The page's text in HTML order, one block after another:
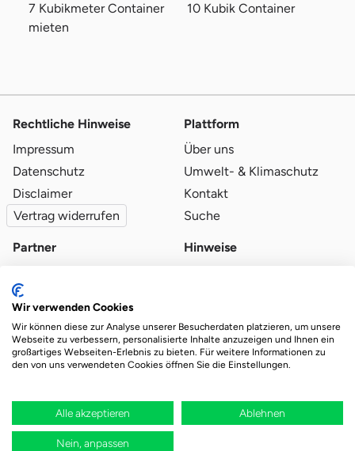
7 Kubikmeter Container
mieten
10 Kubik Container
Rechtliche Hinweise
Impressum
Datenschutz
Disclaimer
Vertrag widerrufen
Plattform
Über uns
Umwelt- & Klimaschutz
Kontakt
Suche
Partner
Qualitätsvoraussetzungen
Partner-Login
Hinweise
Das Ökosystem für beste Ver- und Entsorgung
Durch deine Bestellung wird regional aufgeforstet
Wir verwenden Cookies
Wir können diese zur Analyse unserer Besucherdaten platzieren, um unsere
Webseite zu verbessern, personalisierte Inhalte anzuzeigen und Ihnen ein
großartiges Webseiten-Erlebnis zu bieten. Für weitere Informationen zu
den von uns verwendeten Cookies öffnen Sie die Einstellungen.
Alle akzeptieren Ablehnen
Nein, anpassen